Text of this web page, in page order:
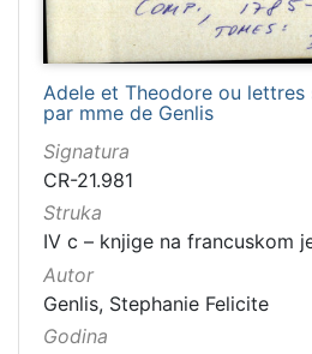
Adele et Theodore ou lettres
par mme de Genlis
Signatura
CR-21.981
Struka
IV c – knjige na francuskom
Autor
Genlis, Stephanie Felicite
Godina